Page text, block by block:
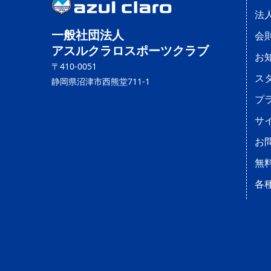
一般社団法人
アスルクラロスポーツクラブ
〒410-0051
静岡県沼津市西熊堂711-1
法
会
お
ス
プ
サ
お
無
各